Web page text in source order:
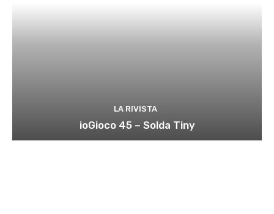
LA RIVISTA
ioGioco 45 – Solda Tiny